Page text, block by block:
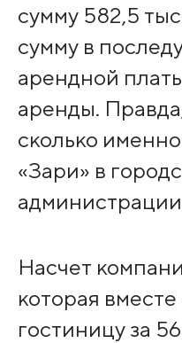
сумму 582,5
сумму в
арендной
аренды.
сколько
«Зари» в
Насчет
которая
гостиницу за